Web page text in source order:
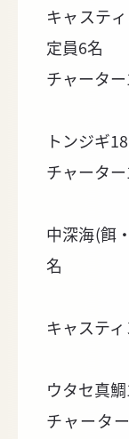
キャステ
定員6名
チャータ
トンジギ
チャータ
中深海(餌
名
キャステ
ウタセ真
チャータ